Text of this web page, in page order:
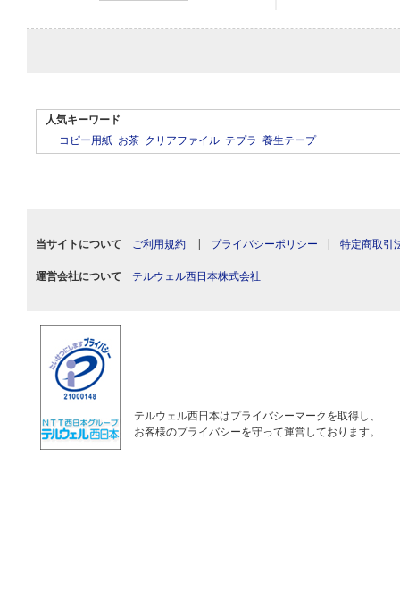
人気キーワード
コピー用紙 お茶 クリアファイル テプラ 養生テープ
当サイトについて ご利用規約 | プライバシーポリシー | 特定商取引
運営会社について テルウェル西日本株式会社
テルウェル西日本はプライバシーマークを取得し、
お客様のプライバシーを守って運営しております。